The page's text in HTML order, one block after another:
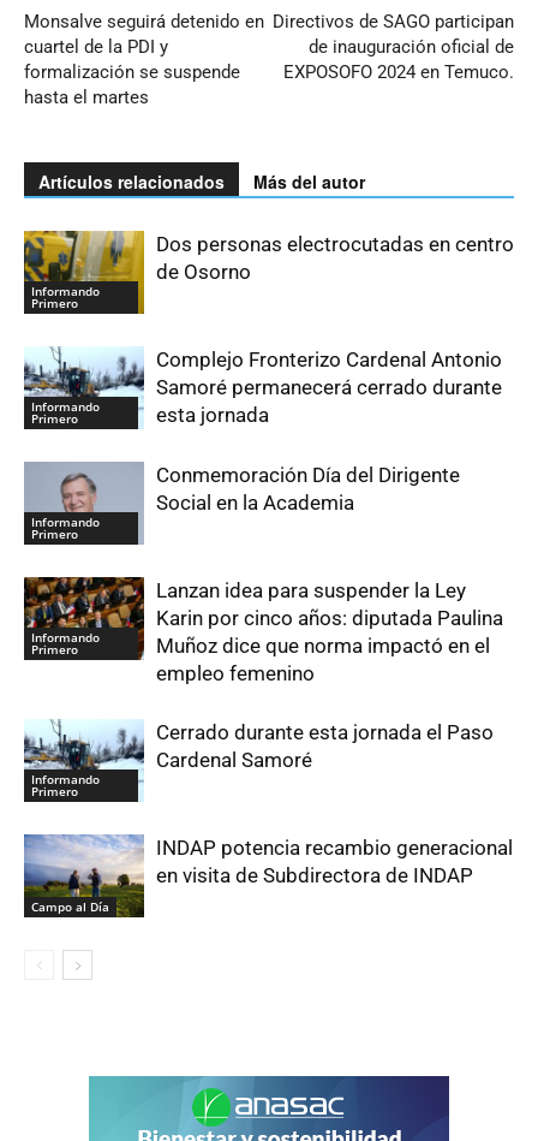
Monsalve seguirá detenido en
cuartel de la PDI y
formalización se suspende
hasta el martes
Directivos de SAGO participan
de inauguración oficial de
EXPOSOFO 2024 en Temuco.
Artículos relacionados Más del autor
Informando
Primero
Dos personas electrocutadas en centro
de Osorno
Informando
Primero
Complejo Fronterizo Cardenal Antonio
Samoré permanecerá cerrado durante
esta jornada
Informando
Primero
Conmemoración Día del Dirigente
Social en la Academia
Informando
Primero
Lanzan idea para suspender la Ley
Karin por cinco años: diputada Paulina
Muñoz dice que norma impactó en el
empleo femenino
Informando
Primero
Cerrado durante esta jornada el Paso
Cardenal Samoré
Campo al Día
INDAP potencia recambio generacional
en visita de Subdirectora de INDAP